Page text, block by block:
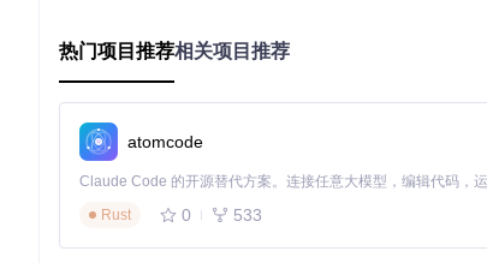
快速配置流程
环境准备：安装软件和驱动/2软件/
参数配置
：修改 V6.8 源代码/config.py
关键参数调优技巧
热门项目推荐相关项目推荐
atomcode
Rust
0 533